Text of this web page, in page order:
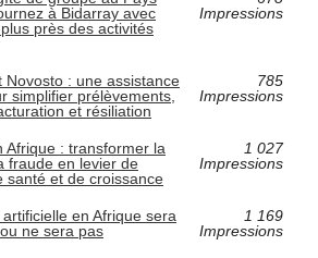
à Bidarray avec
près des activités
Impressions
Novosto : une assistance
simplifier prélèvements,
et résiliation
785
Impressions
Afrique : transformer la
fraude en levier de
santé et de croissance
1 027
Impressions
artificielle en Afrique sera
ne sera pas
1 169
Impressions